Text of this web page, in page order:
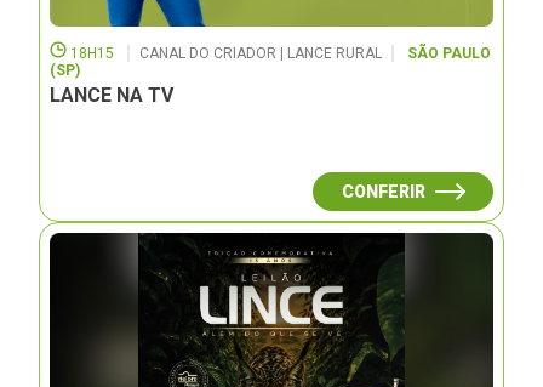
18H15 CANAL DO CRIADOR | LANCE RURAL
SÃO PAULO
(SP)
LANCE NA TV
CONFERIR